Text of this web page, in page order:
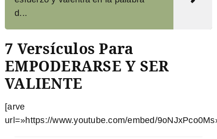
d...
7 Versículos Para
EMPODERARSE Y SER
VALIENTE
[arve
url=»https://www.youtube.com/embed/